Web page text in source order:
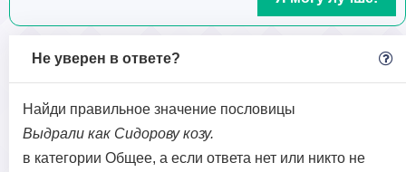
Не уверен в ответе?
Найди правильное значение пословицы
Выдрали как Сидорову козу.
в категории Общее, а если ответа нет или никто не